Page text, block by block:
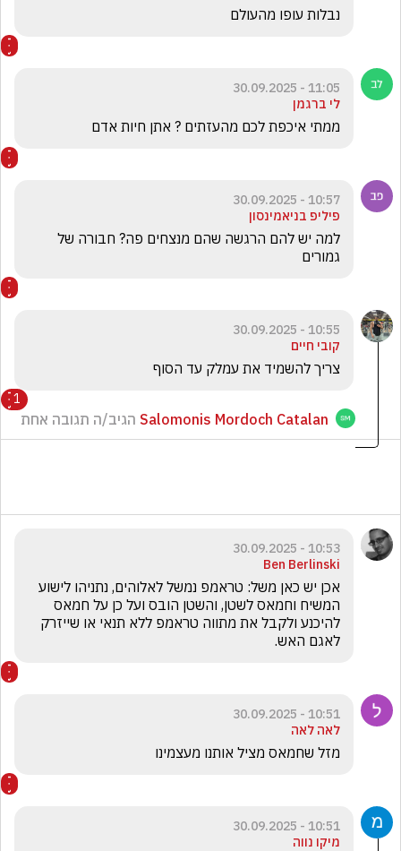
נבלות עופו מהעולם
11:05 - 30.09.2025
לי ברגמן
ממתי איכפת לכם מהעזתים ? אתן חיות אדם
10:57 - 30.09.2025
פיליפ בניאמינסון
גמורים
10:55 - 30.09.2025
קובי חיים
צריך להשמיד את עמלק עד הסוף
1
Salomonis Mordoch Catalan הגיב/ה תגובה אחת
10:53 - 30.09.2025
Ben Berlinski
לאגם האש.
10:51 - 30.09.2025
לאה לאה
מזל שחמאס מציל אותנו מעצמינו
10:51 - 30.09.2025
מיקו נווה